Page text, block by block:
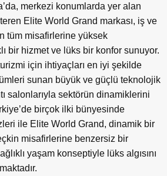
merkezi konumlarda yer alan
Elite World Grand markası, iş ve
tüm misafirlerine yüksek
bir hizmet ve lüks bir konfor sunuyor.
için ihtiyaçları en iyi şekilde
sunan büyük ve güçlü teknolojik
salonlarıyla sektörün dinamiklerini
birçok ilki bünyesinde
ile Elite World Grand, dinamik bir
misafirlerine benzersiz bir
yaşam konseptiyle lüks algısını